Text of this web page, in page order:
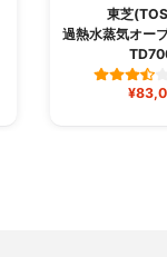
東芝
過熱水蒸気オー